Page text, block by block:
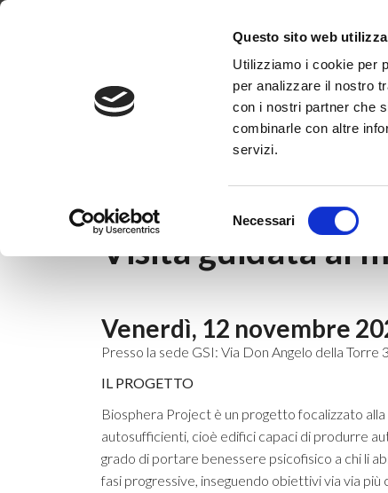
Questo sito web
Utilizziamo i cookie per
per analizzare il nostro
con i nostri partner che
combinarle con altre
servizi.
del
Necessari
News & Eventi |
12 novembre 2021
Visita guidata al
Venerdì, 12 novembre
Presso la sede GSI: Via Don Angelo della
IL PROGETTO
Biosphera Project è un progetto focalizzato
autosufficienti, cioè edifici capaci di produrre
grado di portare benessere psicofisico a chi li
fasi progressive, inseguendo obiettivi via via